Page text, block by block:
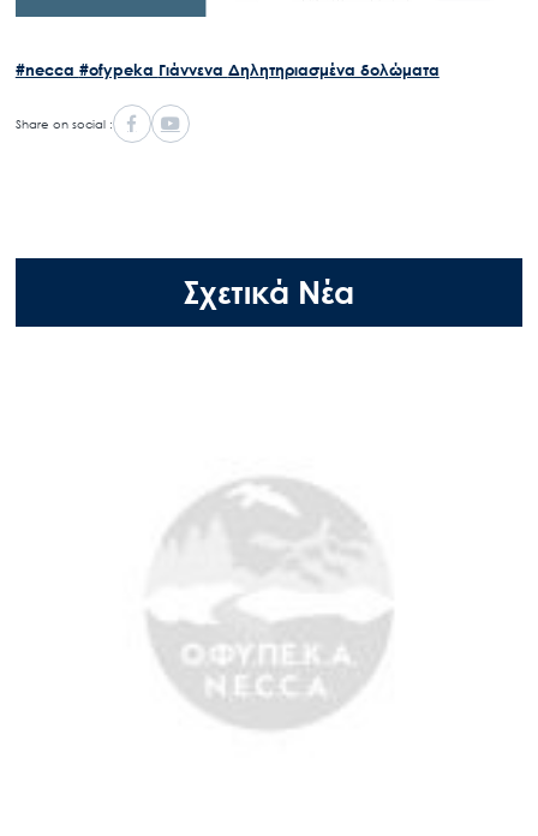
#necca #ofypeka Γιάννενα Δηλητηριασμένα δολώματα
Share on social :
Σχετικά Νέα